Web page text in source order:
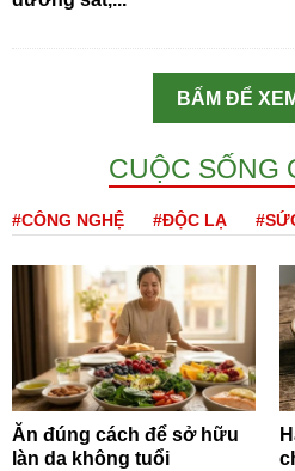
BẤM ĐỂ
CUỘC SỐNG
#CÔNG NGHỆ #ĐỘC LẠ
Ăn đúng cách để sở hữu
làn da không tuổi